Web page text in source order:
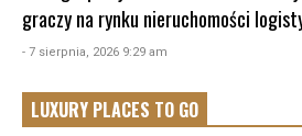
graczy na rynku nieruchomości
- 7 sierpnia, 2026 9:29 am
LUXURY PLACES TO GO